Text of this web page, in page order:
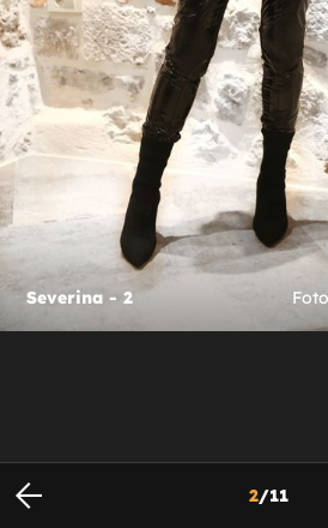
Severina - 2
2/11